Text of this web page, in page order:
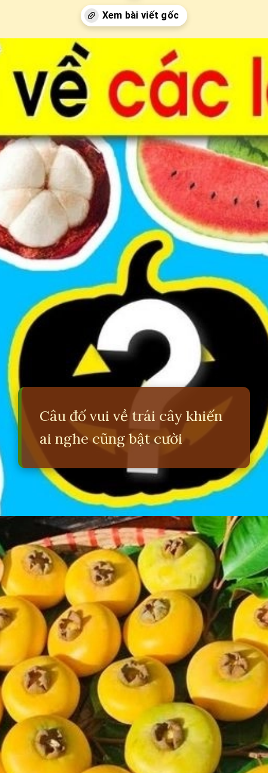
Đang mởhttps://erci.edu.vn/cau-do-vui-ve-trai-cay
Câu đố vui về trái cây khiến
ai nghe cũng bật cười
Đang mởhttps://erci.edu.vn/cau-do-vui-ve-trai-cay